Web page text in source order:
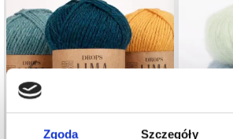
Zgoda Szczegóły